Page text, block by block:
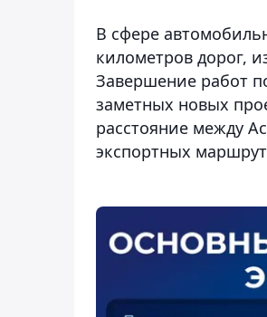
В сфере
километров дорог,
Завершение работ
заметных новых
расстояние между
экспортных